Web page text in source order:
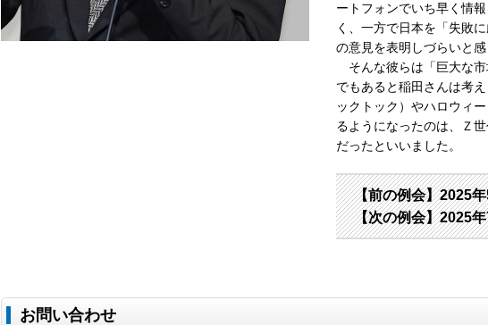
ートフォンでいち早く情
く、一方で日本を「失敗
の意見を表明しづらいと
そんな彼らは「巨大な
でもあると稲田さんは考
ックトック）やハロウィ
るようになったのは、Ｚ
だったといいました。
【前の例会】2025
【次の例会】2025
お問い合わせ